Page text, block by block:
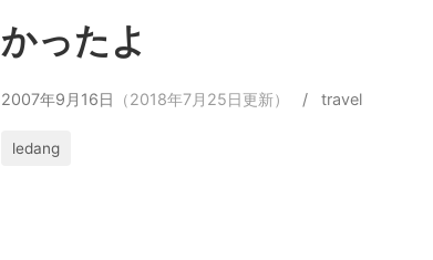
かったよ
2007年9月16日 （2018年7月25日更新） / travel
ledang